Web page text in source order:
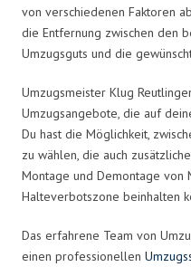
von verschiedenen Faktoren
die Entfernung zwischen den
Umzugsguts und die
Umzugsmeister Klug
Umzugsangebote, die auf
Du hast die Möglichkeit,
zu wählen, die auch
Montage und Demontage
Halteverbotszone beinhalten
Das erfahrene Team von
einen professionellen